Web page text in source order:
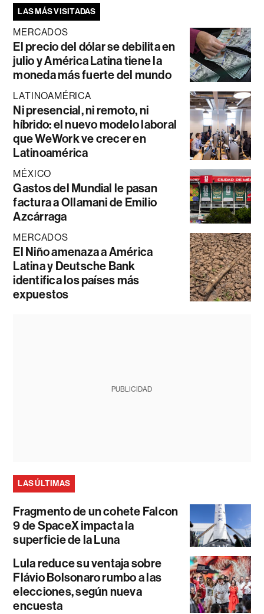
LAS MÁS VISITADAS
MERCADOS
El precio del dólar se debilita en
julio y América Latina tiene la
moneda más fuerte del mundo
LATINOAMÉRICA
Ni presencial, ni remoto, ni
híbrido: el nuevo modelo laboral
que WeWork ve crecer en
Latinoamérica
MÉXICO
Gastos del Mundial le pasan
factura a Ollamani de Emilio
Azcárraga
MERCADOS
El Niño amenaza a América
Latina y Deutsche Bank
identifica los países más
expuestos
PUBLICIDAD
LAS ÚLTIMAS
Fragmento de un cohete Falcon
9 de SpaceX impacta la
superficie de la Luna
Lula reduce su ventaja sobre
Flávio Bolsonaro rumbo a las
elecciones, según nueva
encuesta